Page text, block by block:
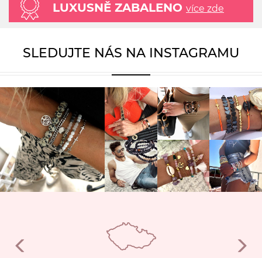
LUXUSNĚ ZABALENO více zde
SLEDUJTE NÁS NA INSTAGRAMU